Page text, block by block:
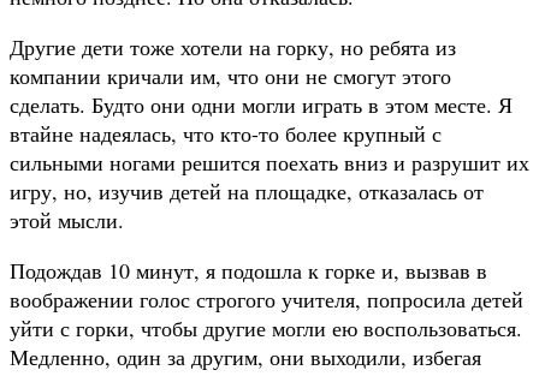
Другие дети тоже хотели на горку, но ребята из
компании кричали им, что они не смогут этого
сделать. Будто они одни могли играть в этом месте. Я
втайне надеялась, что кто-то более крупный с
сильными ногами решится поехать вниз и разрушит их
игру, но, изучив детей на площадке, отказалась от
этой мысли.
Подождав 10 минут, я подошла к горке и, вызвав в
воображении голос строгого учителя, попросила детей
уйти с горки, чтобы другие могли ею воспользоваться.
Медленно, один за другим, они выходили, избегая